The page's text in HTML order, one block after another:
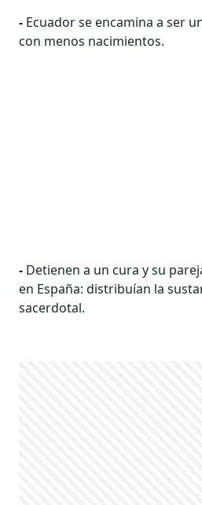
- Ecuador se encamina a ser
con menos nacimientos.
- Detienen a un cura y su
en España: distribuían la
sacerdotal.